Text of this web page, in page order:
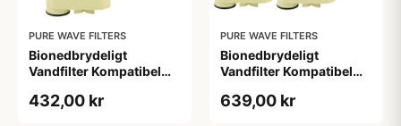
PURE WAVE FILTERS
Bionedbrydeligt
Vandfilter Kompatibel
AquaClean - Pure Wave
432,00 kr
PURE WAVE FILTERS
Bionedbrydeligt
Vandfilter Kompatibel
AquaClean - Pure Wave
639,00 kr